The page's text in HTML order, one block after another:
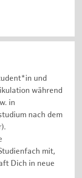
und
während
in
nach dem
mit,
Dich in neue